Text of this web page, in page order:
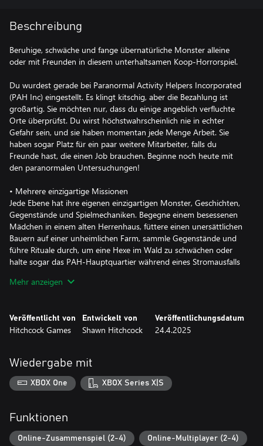
Beschreibung
Beruhige, schwäche und fange übernatürliche Monster alleine
oder mit Freunden in diesem unterhaltsamen Koop-Horrorspiel.
Du wurdest gerade bei Paranormal Activity Helpers Incorporated
(PAH Inc) eingestellt. Es klingt kitschig, aber die Bezahlung ist
großartig. Sie möchten nur, dass du einige angeblich verfluchte
Orte überprüfst. Du wirst höchstwahrscheinlich nie in echter
Gefahr sein, und sie haben momentan jede Menge Arbeit. Sie
haben sogar Platz für ein paar weitere Mitarbeiter, falls du
Freunde hast, die einen Job brauchen. Beginne noch heute mit
den paranormalen Untersuchungen!
• Mehrere einzigartige Missionen
Jede Ebene hat ihre eigenen einzigartigen Monster, Geschichten,
Gegenstände und Spielmechaniken. Begegne einem besessenen
Mädchen in einem alten Herrenhaus, füttere einen unersättlichen
Bauern auf einer unheimlichen Farm, sammle Gegenstände und
führe Rituale durch, um eine Hexe im Wald zu schwächen oder
halte sogar das PAH-Hauptquartier während eines Stromausfalls
furchteinflößend.
Du kannst auf besessene Puppen, eine unsichtbare Hexe,
Schattenmonster, die deine Gegenstände stehlen, und vieles
dann zu PAH Inc für „Forschungszwecke“ zurück.
• Einzelspieler- und Online-Koop-Multiplayer
alleine oder arbeite mit Freunden online zusammen für
Mehr anzeigen
Veröffentlicht von
Hitchcock Games
Entwickelt von
Shawn Hitchcock
Veröffentlichungsdatum
24.4.2025
Wiedergabe mit
XBOX One XBOX Series X|S
Funktionen
Online-Zusammenspiel (2-4) Online-Multiplayer (2-4)